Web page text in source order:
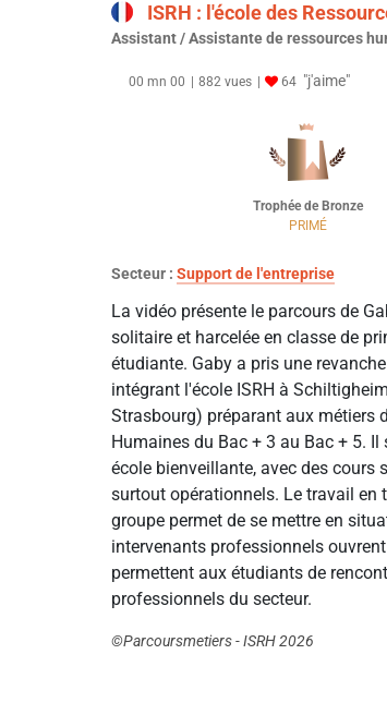
ISRH : l'école des
Assistant / Assistante de ressources
00 mn 00 882 vues 64 "j'aime"
Trophée de Bronze
PRIMÉ
Secteur : Support de l'entreprise
La vidéo présente le parcours de
solitaire et harcelée en classe de
étudiante. Gaby a pris une
intégrant l'école ISRH à
Strasbourg) préparant aux métiers
Humaines du Bac + 3 au Bac + 5. Il
école bienveillante, avec des cours
surtout opérationnels. Le travail en
groupe permet de se mettre en
intervenants professionnels
permettent aux étudiants de
professionnels du secteur.
©Parcoursmetiers - ISRH 2026